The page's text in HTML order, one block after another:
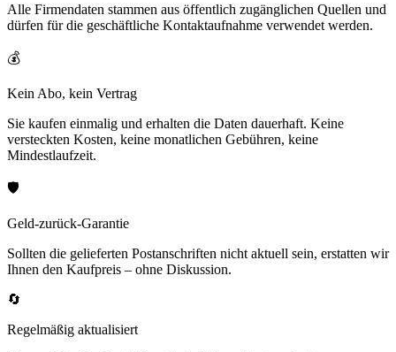
Alle Firmendaten stammen aus öffentlich zugänglichen Quellen und
dürfen für die geschäftliche Kontaktaufnahme verwendet werden.
💰
Kein Abo, kein Vertrag
Sie kaufen einmalig und erhalten die Daten dauerhaft. Keine
versteckten Kosten, keine monatlichen Gebühren, keine
Mindestlaufzeit.
🛡️
Geld-zurück-Garantie
Sollten die gelieferten Postanschriften nicht aktuell sein, erstatten wir
Ihnen den Kaufpreis – ohne Diskussion.
🔄
Regelmäßig aktualisiert